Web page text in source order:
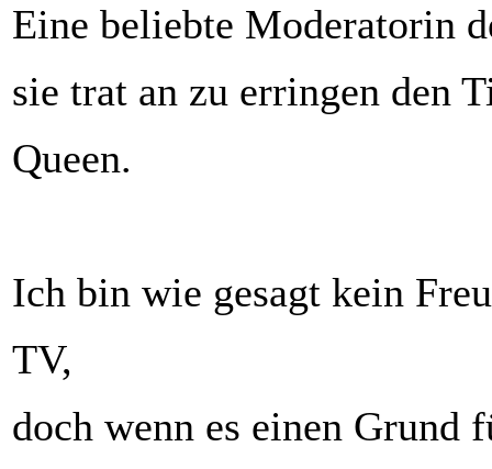
Eine beliebte Moderatorin
sie trat an zu erringen den
Queen.
Ich bin wie gesagt kein
TV,
doch wenn es einen Grund